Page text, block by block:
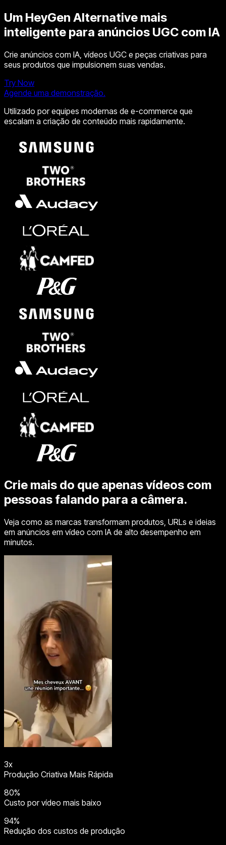
Um HeyGen Alternative mais
inteligente para anúncios UGC com IA
Crie anúncios com IA, vídeos UGC e peças criativas para
seus produtos que impulsionem suas vendas.
Try Now
Agende uma demonstração.
Utilizado por equipes modernas de e-commerce que
escalam a criação de conteúdo mais rapidamente.
Crie mais do que apenas vídeos com
pessoas falando para a câmera.
Veja como as marcas transformam produtos, URLs e ideias
em anúncios em vídeo com IA de alto desempenho em
minutos.
3x
Produção Criativa Mais Rápida
80%
Custo por vídeo mais baixo
94%
Redução dos custos de produção